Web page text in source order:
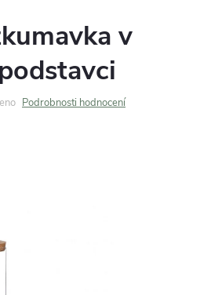
v
Podrobnosti hodnocení